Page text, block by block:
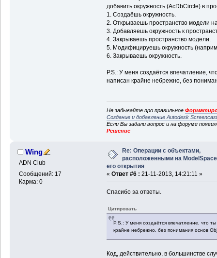
добавить окружность (AcDbCircle) в
1. Создаёшь окружность.
2. Открываешь пространство модели
3. Добавляешь окружность к
4. Закрываешь пространство модели.
5. Модифицируешь окружность
6. Закрываешь окружность.
P.S.: У меня создаётся впечатление,
написан крайне небрежно, без
Не забывайте про правильное
Создание и добавление Autodesk
Если Вы задали вопрос и на форуме
Решение
Wing
ADN Club
Сообщений: 17
Карма: 0
Re: Операции с объектами,
расположенными на
его открытия
« Ответ #6 : 21-11-2013, 14:21:11 »
Спасибо за ответы.
Цитировать
P.S.: У меня создаётся впечатление, что
крайне небрежно, без понимания основ
Код, действительно, в большинстве